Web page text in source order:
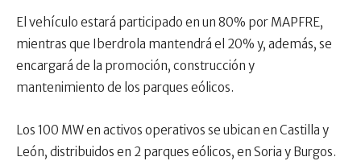
El vehículo estará participado en un 80% por MAPFRE,
mientras que Iberdrola mantendrá el 20% y, además, se
encargará de la promoción, construcción y
mantenimiento de los parques eólicos.
Los 100 MW en activos operativos se ubican en Castilla y
León, distribuidos en 2 parques eólicos, en Soria y Burgos.